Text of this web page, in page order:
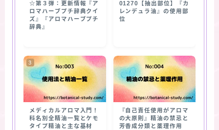
☆第３弾：更新情報『ア
ロマハーブプチ辞典クイ
ズ』『アロマハーブプチ
辞典』
01270【抽出部位】『カ
レンデュラ油』の使用部
位
メディカルアロマ入門！
科名別全精油一覧とケモ
タイプ精油と主な基材
『自己責任使用がアロマ
の大原則』精油の禁忌と
芳香成分類と薬理作用